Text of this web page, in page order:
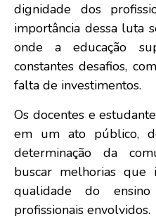
dignidade dos
importância dessa luta
onde a educação
constantes desafios,
falta de investimentos.
Os docentes e
em um ato público,
determinação da
buscar melhorias que
qualidade do
profissionais envolvidos.